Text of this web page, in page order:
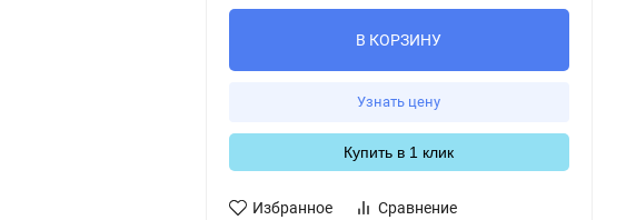
В КОРЗИНУ
Узнать цену
Купить в 1 клик
Избранное Сравнение